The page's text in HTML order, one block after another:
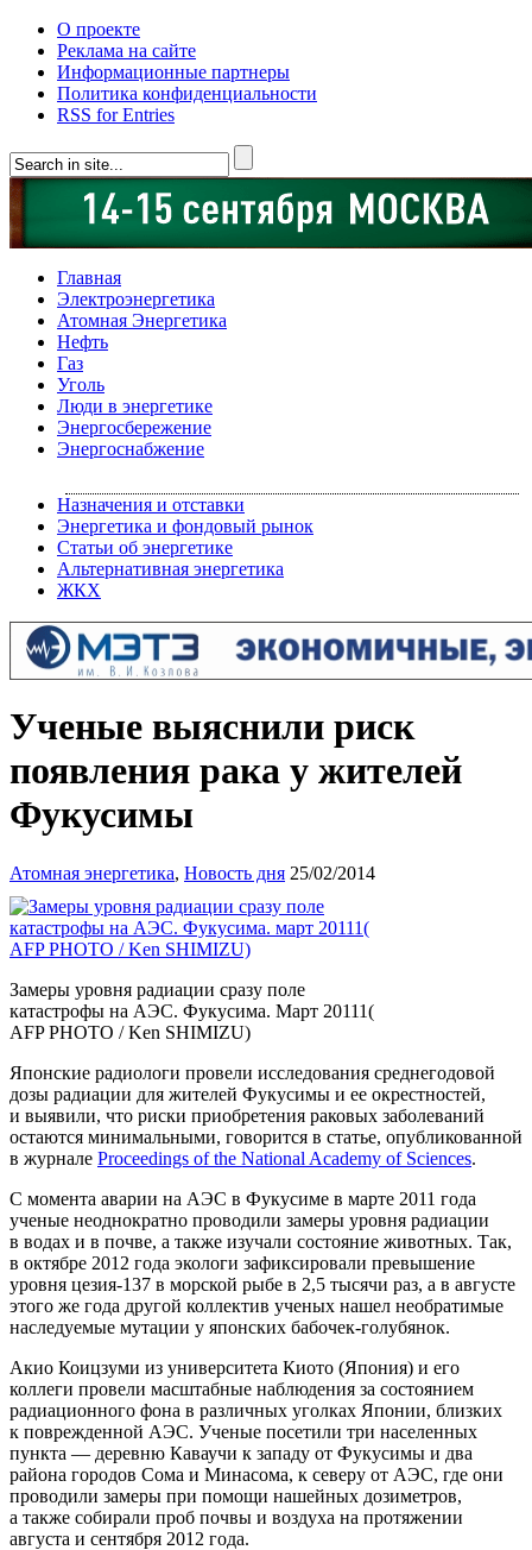
О проекте
Реклама на сайте
Информационные партнеры
Политика конфиденциальности
RSS for Entries
Главная
Электроэнергетика
Атомная Энергетика
Нефть
Газ
Уголь
Люди в энергетике
Энергосбережение
Энергоснабжение
Назначения и отставки
Энергетика и фондовый рынок
Статьи об энергетике
Альтернативная энергетика
ЖКХ
Ученые выяснили риск
появления рака у жителей
Фукусимы
Атомная энергетика, Новость дня 25/02/2014
Замеры уровня радиации сразу поле
катастрофы на АЭС. Фукусима. Март 20111(
AFP PHOTO / Ken SHIMIZU)
Японские радиологи провели исследования среднегодовой
дозы радиации для жителей Фукусимы и ее окрестностей,
и выявили, что риски приобретения раковых заболеваний
остаются минимальными, говорится в статье, опубликованной
в журнале Proceedings of the National Academy of Sciences.
С момента аварии на АЭС в Фукусиме в марте 2011 года
ученые неоднократно проводили замеры уровня радиации
в водах и в почве, а также изучали состояние животных. Так,
в октябре 2012 года экологи зафиксировали превышение
уровня цезия-137 в морской рыбе в 2,5 тысячи раз, а в августе
этого же года другой коллектив ученых нашел необратимые
наследуемые мутации у японских бабочек-голубянок.
Акио Коицзуми из университета Киото (Япония) и его
коллеги провели масштабные наблюдения за состоянием
радиационного фона в различных уголках Японии, близких
к поврежденной АЭС. Ученые посетили три населенных
пункта — деревню Каваучи к западу от Фукусимы и два
района городов Сома и Минасома, к северу от АЭС, где они
проводили замеры при помощи нашейных дозиметров,
а также собирали проб почвы и воздуха на протяжении
августа и сентября 2012 года.